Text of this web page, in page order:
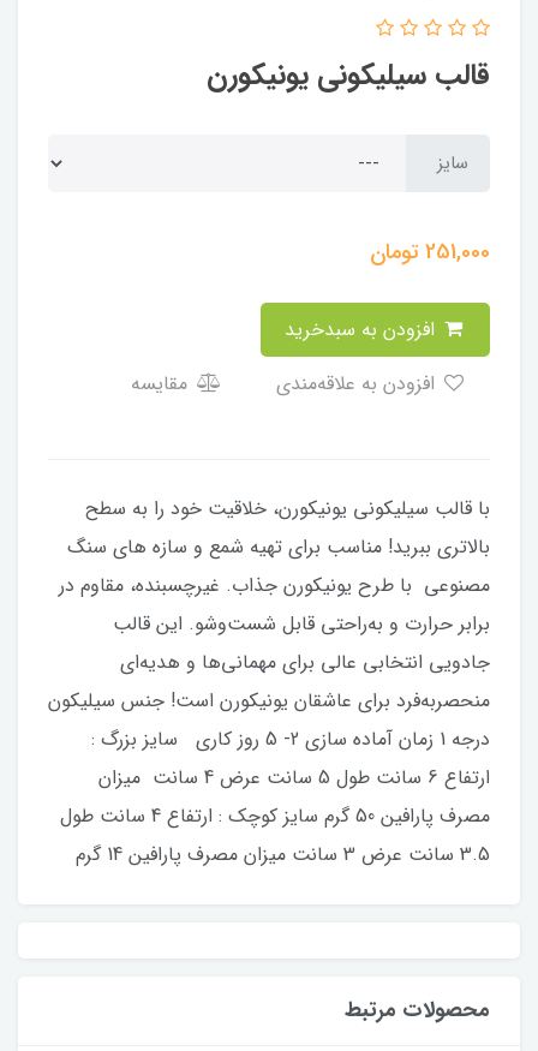
قالب سیلیکونی یونیکورن
سایز
251,000تومان
مقایسه
با قالب سیلیکونی یونیکورن، خلاقیت خود را به سطح
بالاتری ببرید! مناسب برای تهیه شمع و سازه های سنگ
مصنوعی با طرح یونیکورن جذاب. غیرچسبنده، مقاوم در
برابر حرارت و به‌راحتی قابل شست‌وشو. این قالب
جادویی انتخابی عالی برای مهمانی‌ها و هدیه‌ای
منحصربه‌فرد برای عاشقان یونیکورن است! جنس سیلیکون
درجه 1 زمان آماده سازی 2- 5 روز کاری سایز بزرگ :
ارتفاع 6 سانت طول 5 سانت عرض 4 سانت میزان
مصرف پارافین 50 گرم سایز کوچک : ارتفاع 4 سانت طول
3.5 سانت عرض 3 سانت میزان مصرف پارافین 14 گرم
محصولات مرتبط